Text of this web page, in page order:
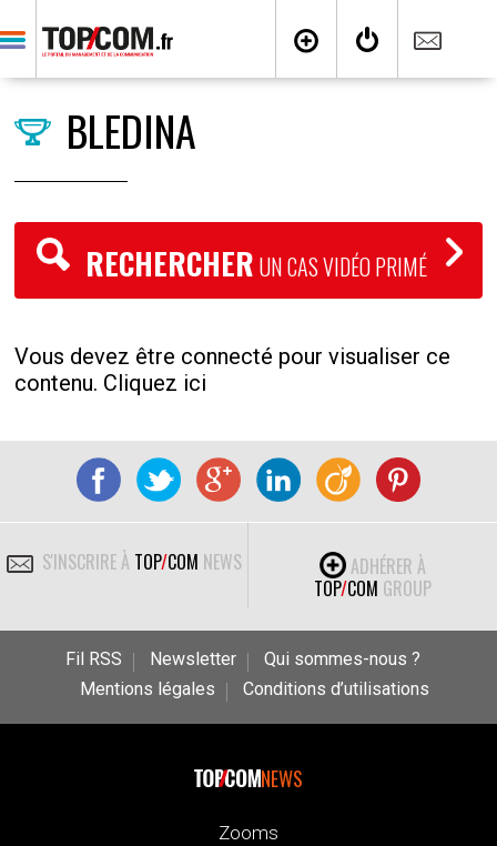
BLEDINA
RECHERCHER UN CAS VIDÉO PRIMÉ
Vous devez être connecté pour visualiser ce
contenu. Cliquez ici
S'INSCRIRE À TOP/COM NEWS
ADHÉRER À
TOP/COM GROUP
Fil RSS Newsletter
Qui sommes-nous ?
Mentions légales
Conditions d’utilisations
NEWS
Zooms